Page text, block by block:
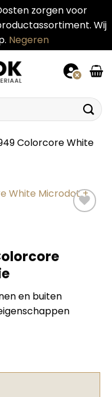
zorgen voor
Wij
Negeren
Colorcore White
en buiten